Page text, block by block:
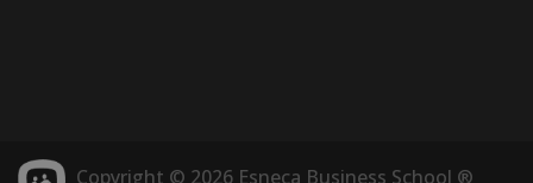
Copyright © 2026 Esneca Business School ®